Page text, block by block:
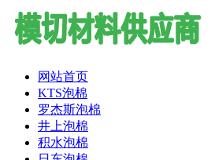
网站首页
KTS泡棉
罗杰斯泡棉
井上泡棉
积水泡棉